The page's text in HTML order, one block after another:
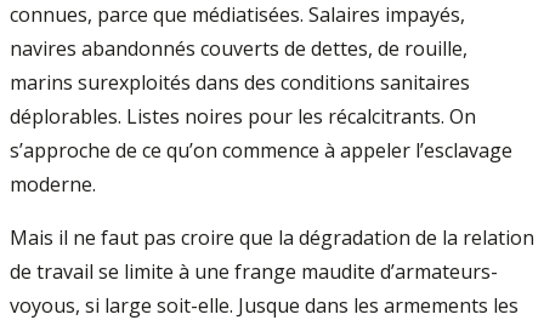
connues, parce que médiatisées. Salaires impayés,
navires abandonnés couverts de dettes, de rouille,
marins surexploités dans des conditions sanitaires
déplorables. Listes noires pour les récalcitrants. On
s’approche de ce qu’on commence à appeler l’esclavage
moderne.
Mais il ne faut pas croire que la dégradation de la relation
de travail se limite à une frange maudite d’armateurs-
voyous, si large soit-elle. Jusque dans les armements les